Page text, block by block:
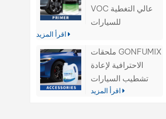
VOC عالي التغطية
للسيارات
ملحقات GONFUMIX
الاحترافية لإعادة
تشطيب السيارات